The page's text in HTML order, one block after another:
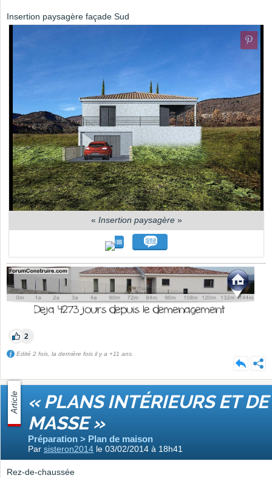
Insertion paysagère façade Sud
« Insertion paysagère»
2
Edité 2 fois, la dernière fois il y a +11 ans.
Article « PLANS INTÉRIEURS ET DE
MASSE »
Préparation > Plan de maison
Par sisteron2014 le 03/02/2014 à 18h41
Rez-de-chaussée